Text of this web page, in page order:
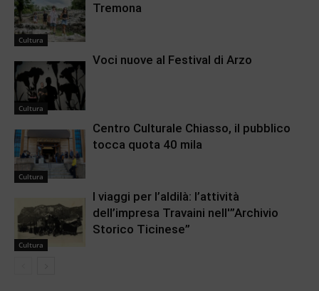
Cultura
Tremona
Cultura
Voci nuove al Festival di Arzo
Cultura
Centro Culturale Chiasso, il pubblico
tocca quota 40 mila
Cultura
I viaggi per l’aldilà: l’attività
dell’impresa Travaini nell'”Archivio
Storico Ticinese”